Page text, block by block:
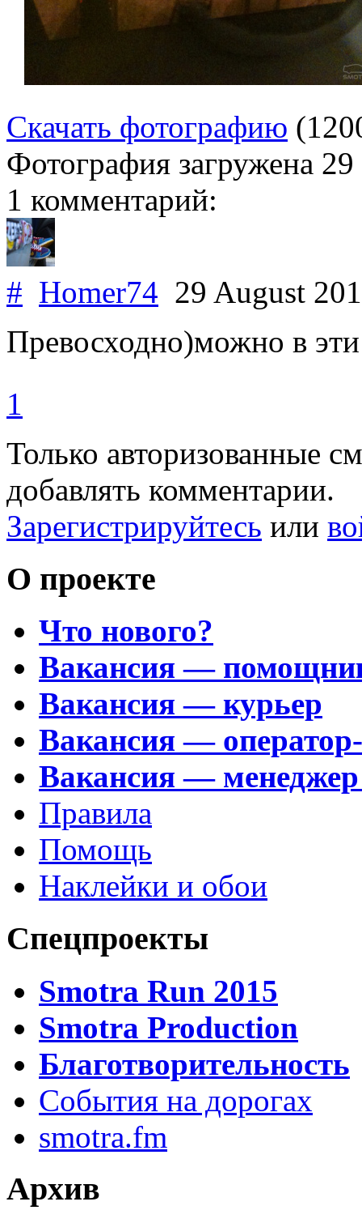
Скачать фотографию
Фотография загружена
1 комментарий:
# Homer74 29 August
Превосходно)можно в
1
Только авторизованные
добавлять комментарии.
Зарегистрируйтесь или
О проекте
Что нового?
Вакансия —
Вакансия — курьер
Вакансия —
Вакансия —
Правила
Помощь
Наклейки и обои
Спецпроекты
Smotra Run 2015
Smotra Production
Благотворительность
События на дорогах
smotra.fm
Архив